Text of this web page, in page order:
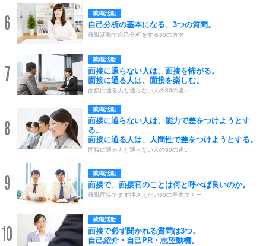
6 就職活動
自己分析の基本になる、3つの質問。
就職活動で自己分析をする30の方法
7
就職活動
面接に通らない人は、面接を怖がる。
面接に通る人は、面接を楽しむ。
面接に通る人と通らない人の30の違い
8
就職活動
面接に通らない人は、能力で差をつけようとす
る。
面接に通る人は、人間性で差をつけようとする。
面接に通る人と通らない人の30の違い
9 就職活動
面接で、面接官のことは何と呼べば良いのか。
就職面接でまず押さえたい30の基本マナー
10
就職活動
面接で必ず聞かれる質問は3つ。
自己紹介・自己PR・志望動機。